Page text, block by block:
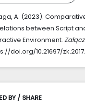
A. (2023).
between Script
Environment.
doi.org/10.21697/
BY / SHARE